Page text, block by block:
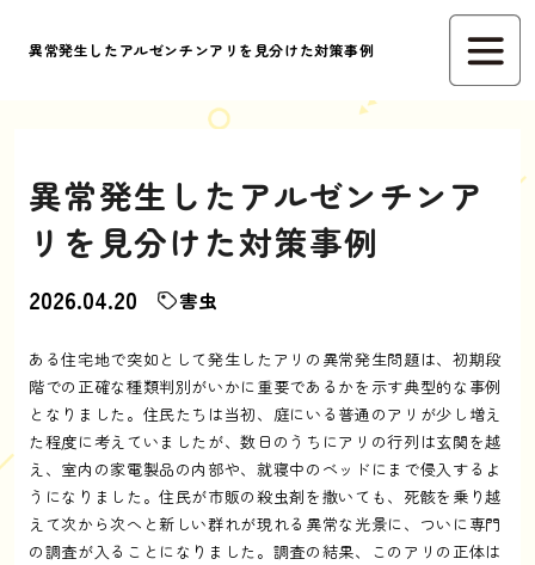
異常発生したアルゼンチンアリを見分けた対策事例
異常発生したアルゼンチンア
リを見分けた対策事例
2026.04.20 害虫
ある住宅地で突如として発生したアリの異常発生問題は、初期段
階での正確な種類判別がいかに重要であるかを示す典型的な事例
となりました。住民たちは当初、庭にいる普通のアリが少し増え
た程度に考えていましたが、数日のうちにアリの行列は玄関を越
え、室内の家電製品の内部や、就寝中のベッドにまで侵入するよ
うになりました。住民が市販の殺虫剤を撒いても、死骸を乗り越
えて次から次へと新しい群れが現れる異常な光景に、ついに専門
の調査が入ることになりました。調査の結果、このアリの正体は